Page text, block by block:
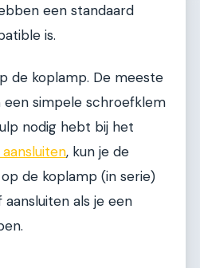
een standaard
is.
de koplamp. De meeste
simpele schroefklem
nodig hebt bij het
, kun je de
de koplamp (in serie)
als je een